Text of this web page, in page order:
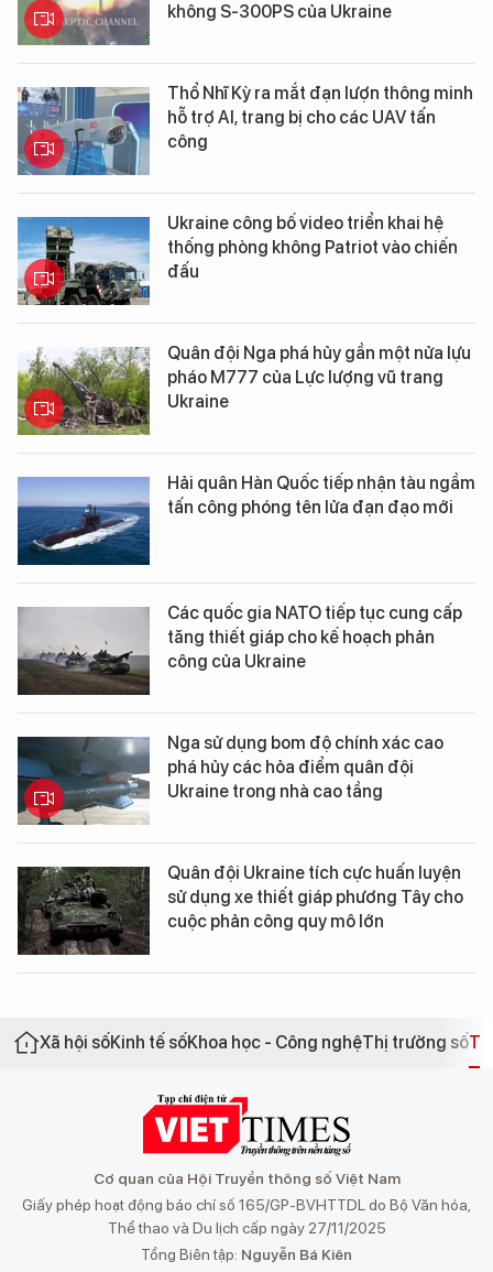
không S-300PS của Ukraine
Thổ Nhĩ Kỳ ra mắt đạn lượn thông minh
hỗ trợ AI, trang bị cho các UAV tấn
công
Ukraine công bố video triển khai hệ
thống phòng không Patriot vào chiến
đấu
Quân đội Nga phá hủy gần một nửa lựu
pháo M777 của Lực lượng vũ trang
Ukraine
Hải quân Hàn Quốc tiếp nhận tàu ngầm
tấn công phóng tên lửa đạn đạo mới
Các quốc gia NATO tiếp tục cung cấp
tăng thiết giáp cho kế hoạch phản
công của Ukraine
Nga sử dụng bom độ chính xác cao
phá hủy các hỏa điểm quân đội
Ukraine trong nhà cao tầng
Quân đội Ukraine tích cực huấn luyện
sử dụng xe thiết giáp phương Tây cho
cuộc phản công quy mô lớn
Xã hội sốKinh tế sốKhoa học - Công nghệThị trường số
Cơ quan của Hội Truyền thông số Việt Nam
Giấy phép hoạt động báo chí số 165/GP-BVHTTDL do Bộ Văn hóa,
Thể thao và Du lịch cấp ngày 27/11/2025
Tổng Biên tập: Nguyễn Bá Kiên